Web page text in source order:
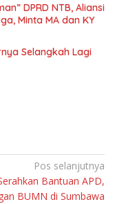
DPRD NTB, Aliansi
Minta MA dan KY
Selangkah Lagi
Pos selanjutnya
Bantuan APD,
BUMN di Sumbawa